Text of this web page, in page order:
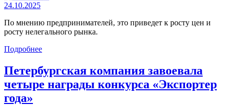
24.10.2025
По мнению предпринимателей, это приведет к росту цен и
росту нелегального рынка.
Подробнее
Петербургская компания завоевала
четыре награды конкурса «Экспортер
года»